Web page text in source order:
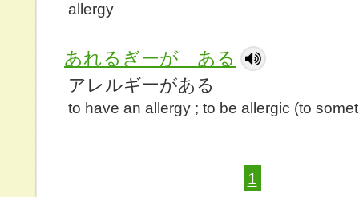
allergy
あれるぎーが ある
アレルギーがある
to have an allergy ; to be allergic (to
1